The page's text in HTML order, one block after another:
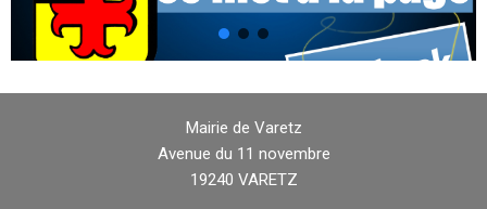
Mairie de Varetz
Avenue du 11 novembre
19240 VARETZ